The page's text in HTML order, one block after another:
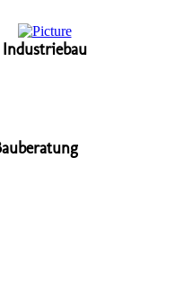
Industriebau